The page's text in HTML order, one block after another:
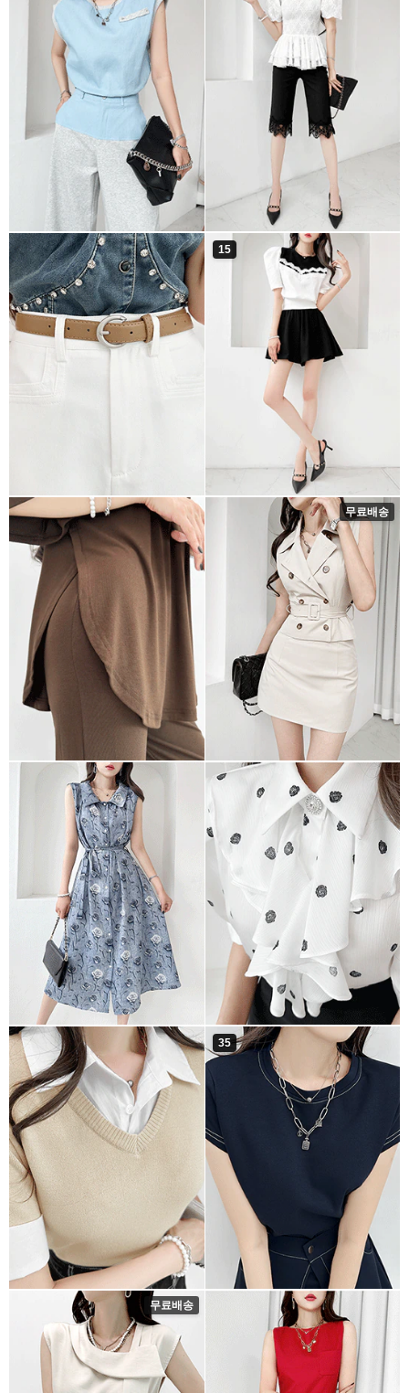
15
무료배송
35
무료배송